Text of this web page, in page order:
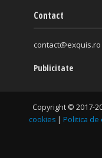
Contact
contact@exquis.ro
Publicitate
Copyright © 2017-
cookies | Politica